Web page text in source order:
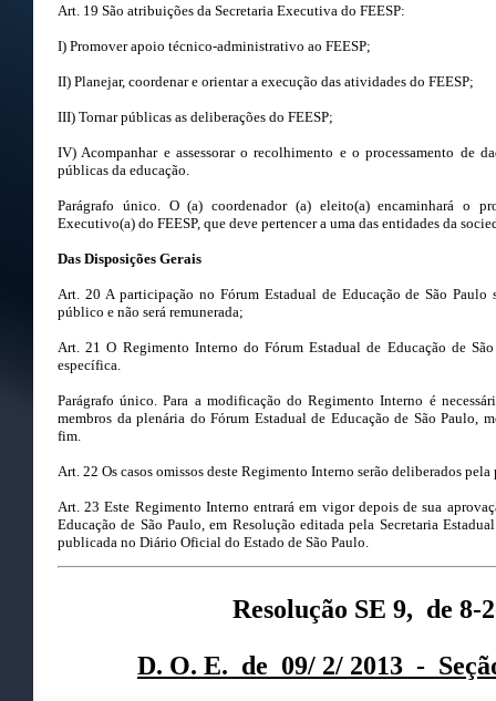
Art. 19 São atribuições da Secretaria Executiva do FEESP:
I) Promover apoio técnico-administrativo ao FEESP;
II) Planejar, coordenar e orientar a execução das atividades do FEESP;
III) Tornar públicas as deliberações do FEESP;
IV) Acompanhar e assessorar o recolhimento e o processamento de
públicas da educação.
Parágrafo único. O (a) coordenador (a) eleito(a) encaminhará o
Executivo(a) do FEESP, que deve pertencer a uma das entidades da
Das Disposições Gerais
Art. 20 A participação no Fórum Estadual de Educação de São Paulo
público e não será remunerada;
Art. 21 O Regimento Interno do Fórum Estadual de Educação de
específica.
Parágrafo único. Para a modificação do Regimento Interno é
membros da plenária do Fórum Estadual de Educação de São Paulo,
fim.
Art. 22 Os casos omissos deste Regimento Interno serão deliberados
Art. 23 Este Regimento Interno entrará em vigor depois de sua
Educação de São Paulo, em Resolução editada pela Secretaria
publicada no Diário Oficial do Estado de São Paulo.
Resolução SE 9, de 8-
D. O. E. de 09/ 2/ 2013 -